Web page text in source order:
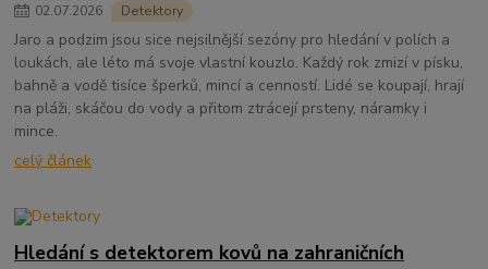
02.07.2026 Detektory
Jaro a podzim jsou sice nejsilnější sezóny pro hledání v polích a
loukách, ale léto má svoje vlastní kouzlo. Každý rok zmizí v písku,
bahně a vodě tisíce šperků, mincí a cenností. Lidé se koupají, hrají
na pláži, skáčou do vody a přitom ztrácejí prsteny, náramky i
mince.
celý článek
Hledání s detektorem kovů na zahraničních